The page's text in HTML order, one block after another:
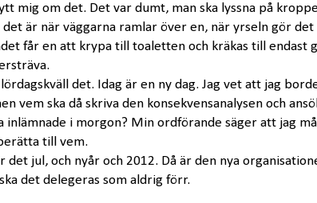
mig om det. Det var dumt, man ska lyssna på
det är när väggarna ramlar över en, när yrseln gör
får en att krypa till toaletten och kräkas till endast
det. Idag är en ny dag. Jag vet att jag
vem ska då skriva den konsekvensanalysen och
inlämnade i morgon? Min ordförande säger att jag
till vem.
det jul, och nyår och 2012. Då är den nya
det delegeras som aldrig förr.